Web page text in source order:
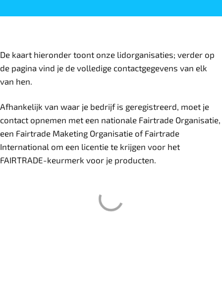
De kaart hieronder toont onze lidorganisaties; verder op
de pagina vind je de volledige contactgegevens van elk
van hen.
Afhankelijk van waar je bedrijf is geregistreerd, moet je
contact opnemen met een nationale Fairtrade Organisatie,
een Fairtrade Maketing Organisatie of Fairtrade
International om een licentie te krijgen voor het
FAIRTRADE-keurmerk voor je producten.